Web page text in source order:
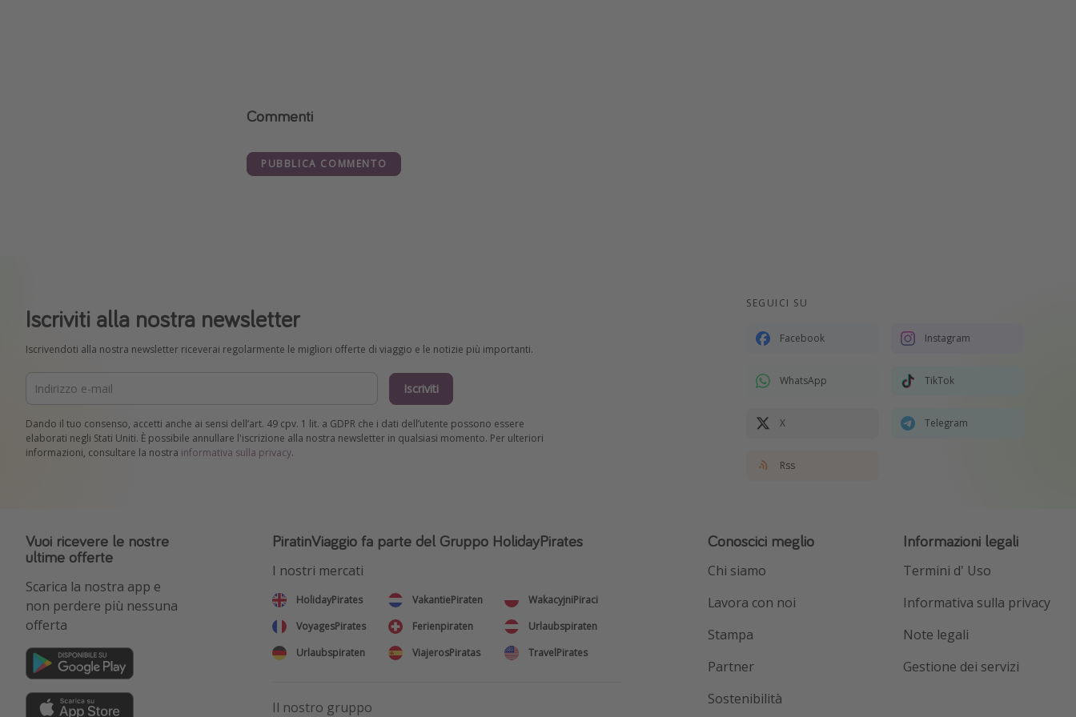
Commenti
PUBBLICA COMMENTO
Iscriviti alla nostra newsletter
Iscrivendoti alla nostra newsletter riceverai regolarmente le migliori offerte di viaggio e le notizie più importanti.
Iscriviti
Dando il tuo consenso, accetti anche ai sensi dell’art. 49 cpv. 1 lit. a GDPR che i dati dell’utente possono essere
elaborati negli Stati Uniti. È possibile annullare l'iscrizione alla nostra newsletter in qualsiasi momento. Per ulteriori
informazioni, consultare la nostra informativa sulla privacy.
SEGUICI SU
Facebook Instagram
WhatsApp TikTok
X Telegram
Rss
Vuoi ricevere le nostre
ultime offerte
Scarica la nostra app e
non perdere più nessuna
offerta
PiratinViaggio fa parte del Gruppo HolidayPirates
I nostri mercati
HolidayPirates VakantiePiraten
WakacyjniPiraci
VoyagesPirates
Ferienpiraten
Urlaubspiraten
Urlaubspiraten
ViajerosPiratas TravelPirates
Il nostro gruppo
Conoscici meglio
Chi siamo
Lavora con noi
Stampa
Partner
Sostenibilità
Informazioni legali
Termini d' Uso
Informativa sulla privacy
Note legali
Gestione dei servizi